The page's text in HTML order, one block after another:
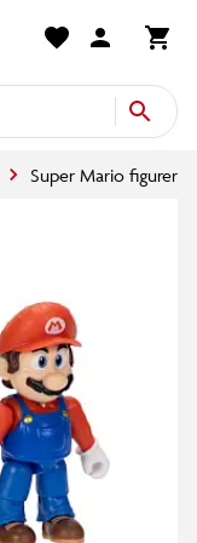
Super Mario figurer